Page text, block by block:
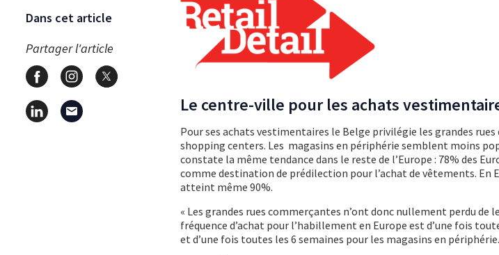
Dans cet article
Partager l'article
Le centre-ville pour les achats
Pour ses achats vestimentaires le Belge privilégie les grandes
shopping centers. Les magasins en périphérie semblent moins
constate la même tendance dans le reste de l’Europe : 78% des
comme destination de prédilection pour l’achat de vêtements. En
atteint même 90%.
« Les grandes rues commerçantes n’ont donc nullement perdu de
fréquence d’achat pour l’habillement en Europe est d’une fois
et d’une fois toutes les 6 semaines pour les magasins en périphérie.